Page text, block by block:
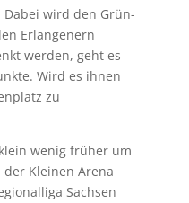
wird den Grün-
Erlangenern
werden, geht es
Wird es ihnen
zu
wenig früher um
Kleinen Arena
Sachsen